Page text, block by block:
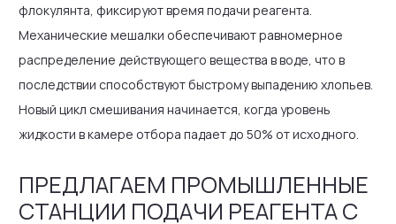
флокулянта, фиксируют время подачи реагента.
Механические мешалки обеспечивают равномерное
распределение действующего вещества в воде, что в
последствии способствуют быстрому выпадению хлопьев.
Новый цикл смешивания начинается, когда уровень
жидкости в камере отбора падает до 50% от исходного.
ПРЕДЛАГАЕМ ПРОМЫШЛЕННЫЕ
СТАНЦИИ ПОДАЧИ РЕАГЕНТА С